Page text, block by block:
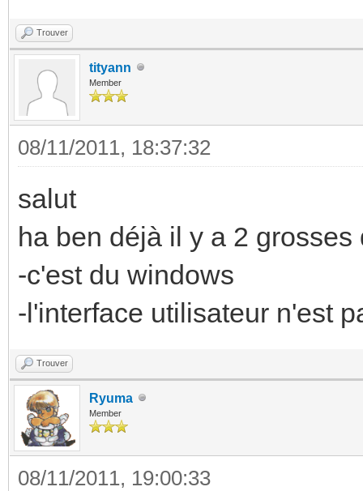
Trouver
tityann
Member
08/11/2011, 18:37:32
salut
ha ben déjà il y a 2 grosses
-c'est du windows
-l'interface utilisateur n'est
Trouver
Ryuma
Member
08/11/2011, 19:00:33